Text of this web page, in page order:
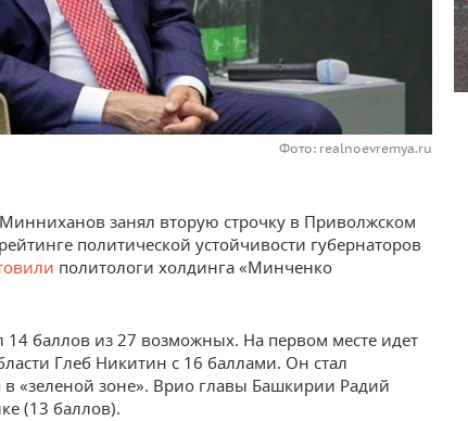
Фото: realnoevremya.ru
Минниханов занял вторую строчку в Приволжском
политической устойчивости губернаторов
политологи холдинга «Минченко
14 баллов из 27 возможных. На первом месте идет
Глеб Никитин с 16 баллами. Он стал
«зеленой зоне». Врио главы Башкирии Радий
(13 баллов).